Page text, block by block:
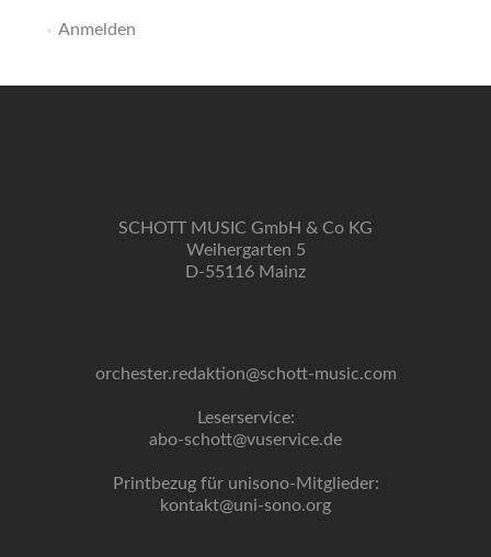
Anmelden
SCHOTT MUSIC GmbH & Co KG
Weihergarten 5
D-55116 Mainz
orchester.redaktion@schott-music.com
Leserservice:
abo-schott@vuservice.de
Printbezug für unisono-Mitglieder:
kontakt@uni-sono.org